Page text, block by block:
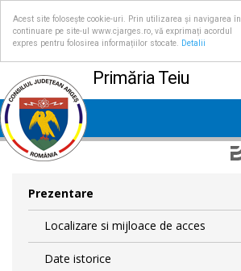
Acest site folosește cookie-uri. Prin utilizarea și navigarea în
continuare pe site-ul www.cjarges.ro, vă exprimați acordul
expres pentru folosirea informațiilor stocate.
Detalii
Primăria Teiu
Prezentare
Localizare si mijloace de acces
Date istorice